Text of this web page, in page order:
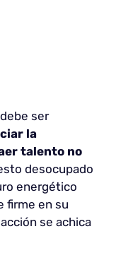
ser
la
talento no
desocupado
energético
firme en su
se achica